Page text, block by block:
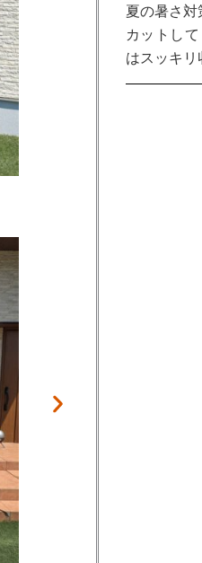
夏の暑さ
カットし
はスッキリ